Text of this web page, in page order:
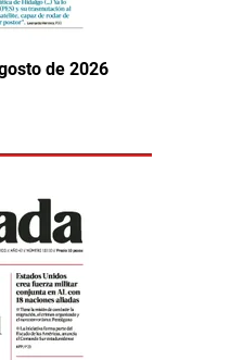
de 2026